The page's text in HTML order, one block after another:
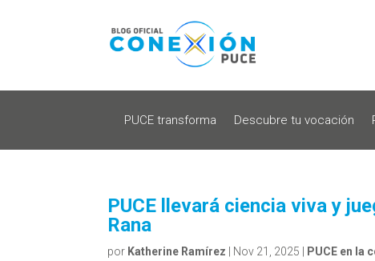
PUCE transforma Descubre tu vocación
PUCE llevará ciencia viva y
Rana
por Katherine Ramírez Nov 21, 2025 PUCE en la